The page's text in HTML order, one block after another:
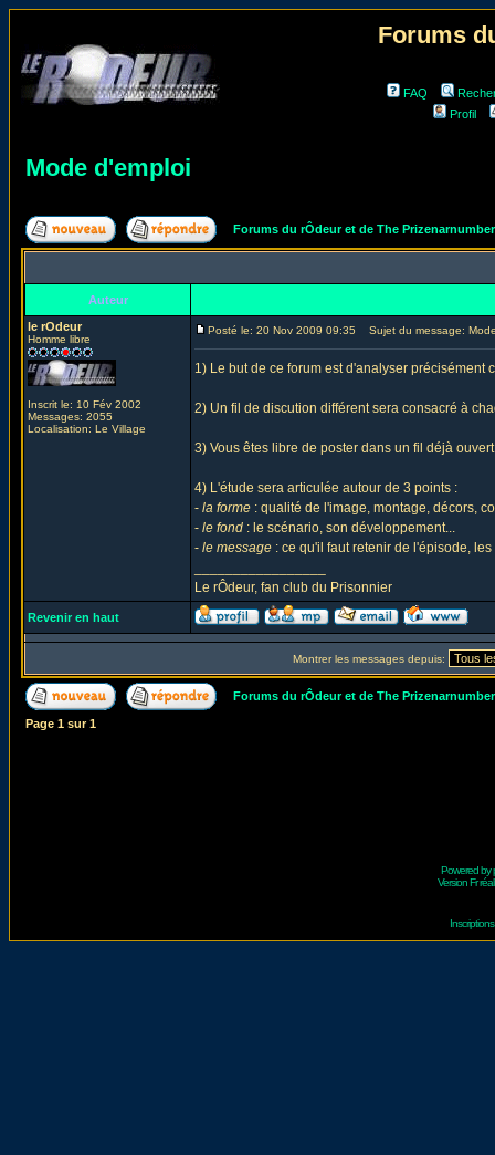
Forums
FAQ
Profil
Mode d'emploi
Forums du rÔdeur et de The
Auteur
le rOdeur
Homme libre
Inscrit le: 10 Fév 2002
Messages: 2055
Localisation: Le Village
Posté le: 20 Nov 2009 09:35 Sujet du message:
1) Le but de ce forum est d'analyser précisément
2) Un fil de discution différent sera consacré à
3) Vous êtes libre de poster dans un fil déjà
4) L'étude sera articulée autour de 3 points :
- la forme : qualité de l'image, montage, décors,
- le fond : le scénario, son développement...
- le message : ce qu'il faut retenir de l'épisode,
Le rÔdeur, fan club du Prisonnier
Revenir en haut
Montrer les messages depuis:
Forums du rÔdeur et de The
Page 1 sur1
Powered by
Version Fr